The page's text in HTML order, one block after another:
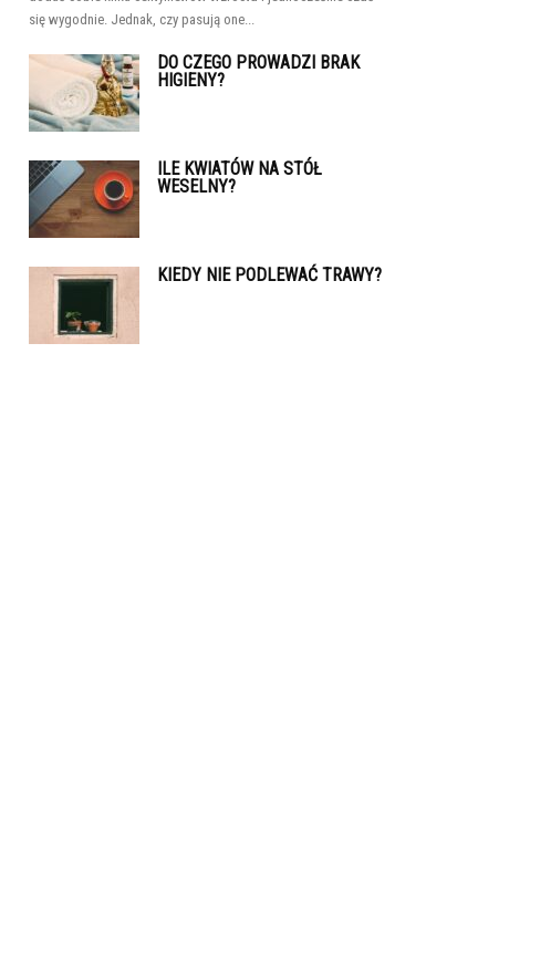
się wygodnie. Jednak, czy pasują one...
DO CZEGO PROWADZI BRAK
HIGIENY?
ILE KWIATÓW NA STÓŁ
WESELNY?
KIEDY NIE PODLEWAĆ TRAWY?